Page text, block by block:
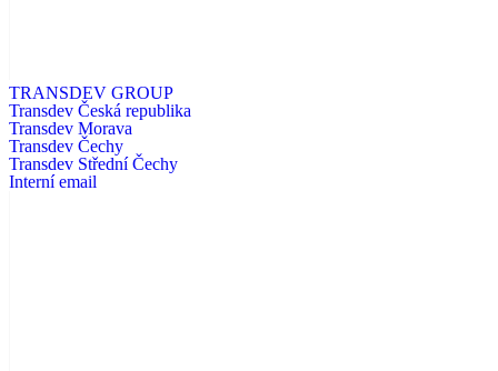
TRANSDEV GROUP
Transdev Česká republika
Transdev Morava
Transdev Čechy
Transdev Střední Čechy
Interní email